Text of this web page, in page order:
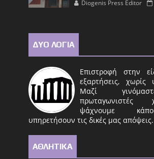
Diogenis Press Editor
ΔΥΟ ΛΟΓΙΑ
Επιστροφή στην
εξαρτήσεις, χωρίς
Μαζί
ψάχνουμε
υπηρετήσουν τις δικές μας απόψεις.
ΑΘΛΗΤΙΚΑ